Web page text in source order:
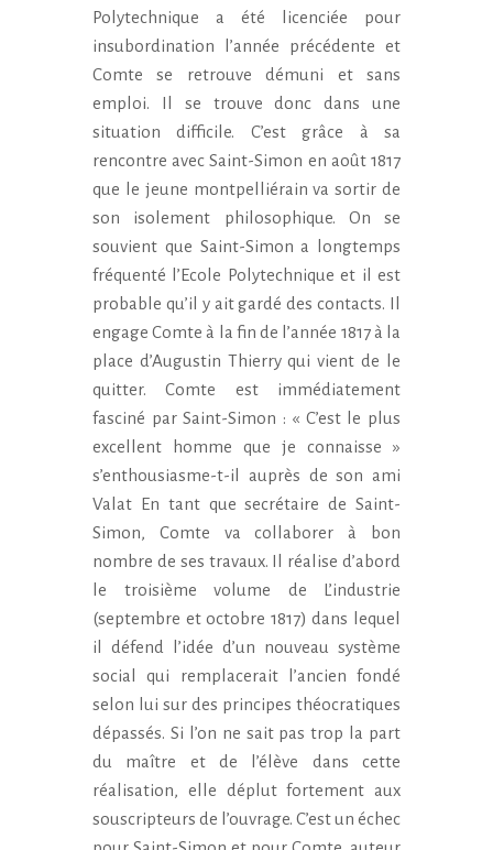
Polytechnique a été licenciée pour
insubordination l’année précédente et
Comte se retrouve démuni et sans
emploi. Il se trouve donc dans une
situation difficile. C’est grâce à sa
rencontre avec Saint-Simon en août 1817
que le jeune montpelliérain va sortir de
son isolement philosophique. On se
souvient que Saint-Simon a longtemps
fréquenté l’Ecole Polytechnique et il est
probable qu’il y ait gardé des contacts. Il
engage Comte à la fin de l’année 1817 à la
place d’Augustin Thierry qui vient de le
quitter. Comte est immédiatement
fasciné par Saint-Simon : « C’est le plus
excellent homme que je connaisse »
s’enthousiasme-t-il auprès de son ami
Valat En tant que secrétaire de Saint-
Simon, Comte va collaborer à bon
nombre de ses travaux. Il réalise d’abord
le troisième volume de L’industrie
(septembre et octobre 1817) dans lequel
il défend l’idée d’un nouveau système
social qui remplacerait l’ancien fondé
selon lui sur des principes théocratiques
dépassés. Si l’on ne sait pas trop la part
du maître et de l’élève dans cette
réalisation, elle déplut fortement aux
souscripteurs de l’ouvrage. C’est un échec